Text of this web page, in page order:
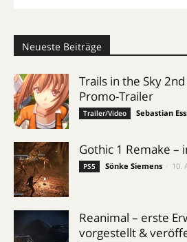
Neueste Beiträge
Trails in the Sky
Promo-Trailer
Trailer/Video Sebastian
Gothic 1 Remake –
PS5 Sönke Siemens 10.
Reanimal – erste
vorgestellt &